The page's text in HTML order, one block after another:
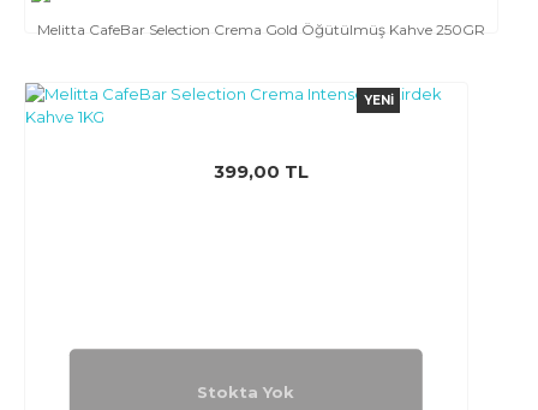
Melitta CafeBar Selection Crema Gold Öğütülmüş Kahve 250GR
399,00 TL
YENI
Stokta Yok